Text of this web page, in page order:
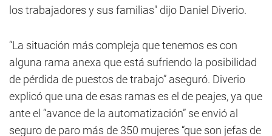
los trabajadores y sus familias" dijo Daniel Diverio.
“La situación más compleja que tenemos es con
alguna rama anexa que está sufriendo la posibilidad
de pérdida de puestos de trabajo” aseguró. Diverio
explicó que una de esas ramas es el de peajes, ya que
ante el “avance de la automatización” se envió al
seguro de paro más de 350 mujeres “que son jefas de